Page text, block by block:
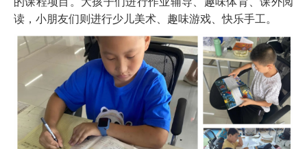
读，小朋友们则进行少儿美术、趣味游戏、快乐手工。